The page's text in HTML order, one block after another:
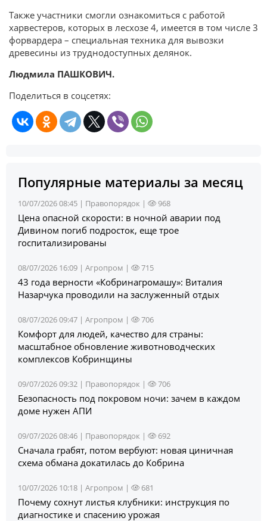
Также участники смогли ознакомиться с работой
харвестеров, которых в лесхозе 4, имеется в том числе 3
форвардера – специальная техника для вывозки
древесины из труднодоступных делянок.
Людмила ПАШКОВИЧ.
Поделиться в соцсетях:
Популярные материалы за месяц
10/07/2026 08:45 | Правопорядок | 968
Цена опасной скорости: в ночной аварии под
Дивином погиб подросток, еще трое
госпитализированы
08/07/2026 16:09 | Агропром | 715
43 года верности «Кобринагромашу»: Виталия
Назарчука проводили на заслуженный отдых
08/07/2026 09:47 | Агропром | 706
Комфорт для людей, качество для страны:
масштабное обновление животноводческих
комплексов Кобринщины
09/07/2026 09:32 | Правопорядок | 706
Безопасность под покровом ночи: зачем в каждом
доме нужен АПИ
09/07/2026 08:46 | Правопорядок | 692
Сначала грабят, потом вербуют: новая циничная
схема обмана докатилась до Кобрина
10/07/2026 10:18 | Агропром | 681
Почему сохнут листья клубники: инструкция по
диагностике и спасению урожая